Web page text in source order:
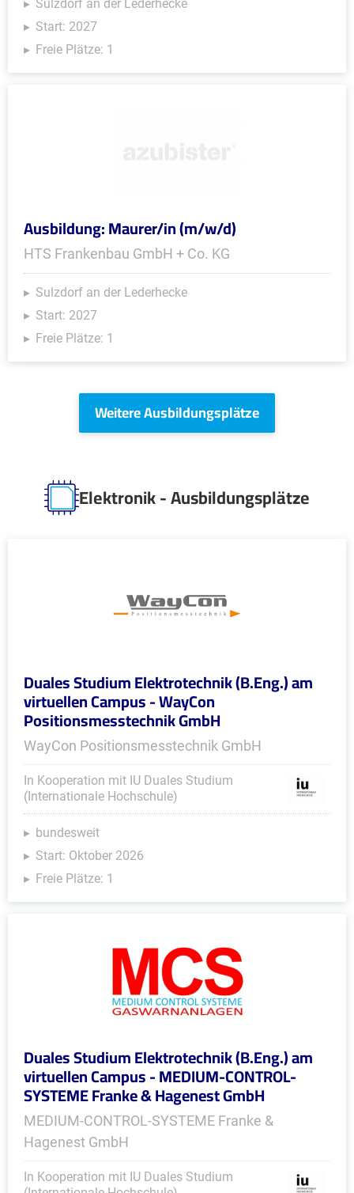
Sulzdorf an der Lederhecke
Start: 2027
Freie Plätze: 1
Ausbildung: Maurer/in (m/w/d)
HTS Frankenbau GmbH + Co. KG
Sulzdorf an der Lederhecke
Start: 2027
Freie Plätze: 1
Weitere Ausbildungsplätze
Elektronik - Ausbildungsplätze
Duales Studium Elektrotechnik (B.Eng.) am
virtuellen Campus - WayCon
Positionsmesstechnik GmbH
WayCon Positionsmesstechnik GmbH
In Kooperation mit IU Duales Studium
(Internationale Hochschule)
bundesweit
Start: Oktober 2026
Freie Plätze: 1
Duales Studium Elektrotechnik (B.Eng.) am
virtuellen Campus - MEDIUM-CONTROL-
SYSTEME Franke & Hagenest GmbH
MEDIUM-CONTROL-SYSTEME Franke &
Hagenest GmbH
In Kooperation mit IU Duales Studium